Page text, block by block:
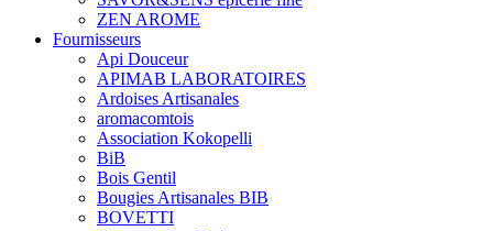
ZEN AROME
Fournisseurs
Api Douceur
APIMAB LABORATOIRES
Ardoises Artisanales
aromacomtois
Association Kokopelli
BiB
Bois Gentil
Bougies Artisanales BIB
BOVETTI